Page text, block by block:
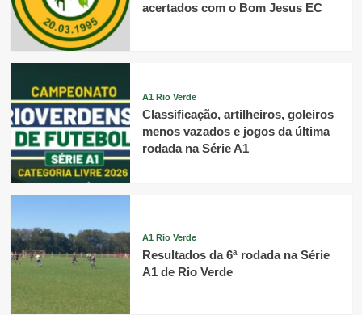
acertados com o Bom Jesus EC
A1 Rio Verde
Classificação, artilheiros, goleiros
menos vazados e jogos da última
rodada na Série A1
A1 Rio Verde
Resultados da 6ª rodada na Série
A1 de Rio Verde